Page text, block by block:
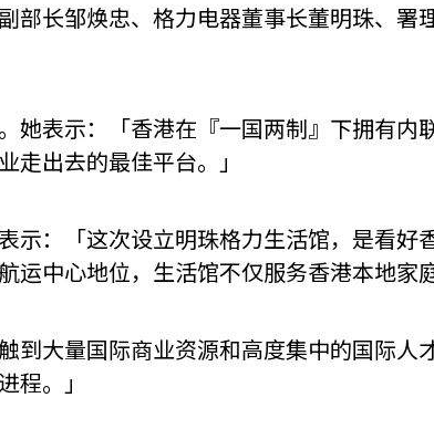
部长邹焕忠、格力电器董事长董明珠、署
她表示：「香港在『一国两制』下拥有内
出去的最佳平台。」
示：「这次设立明珠格力生活馆，是看好
中心地位，生活馆不仅服务香港本地家
到大量国际商业资源和高度集中的国际人
程。」